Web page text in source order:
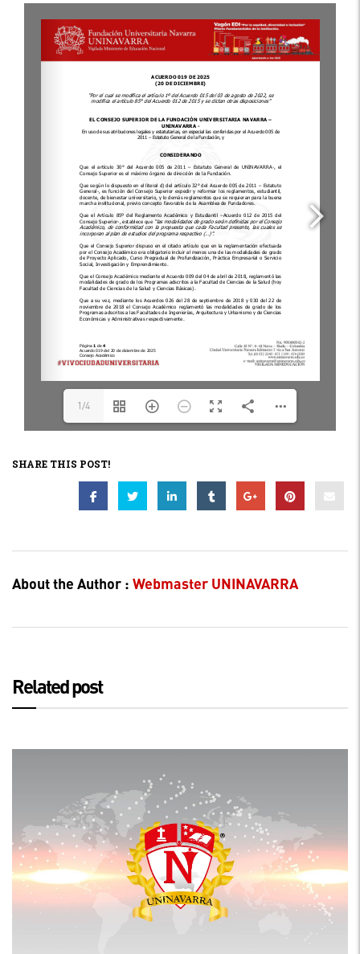
1/4
SHARE THIS POST!
About the Author : Webmaster UNINAVARRA
Related post